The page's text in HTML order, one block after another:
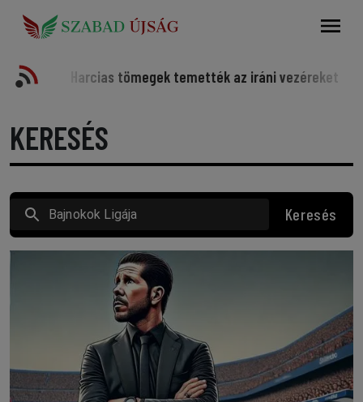
Harcias tömegek temették az iráni vezéreket
KERESÉS
Keresés